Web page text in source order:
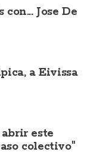
Jose De
a Eivissa
este
colectivo"